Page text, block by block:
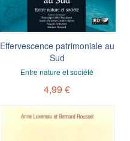
Effervescence patrimoniale au
Sud
Entre nature et société
4,99 €